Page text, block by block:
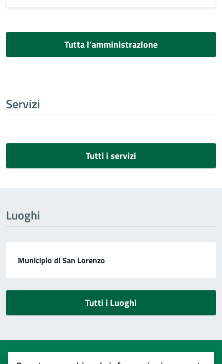
Tutta l’amministrazione
Servizi
Tutti i servizi
Luoghi
Municipio di San Lorenzo
Tutti i Luoghi